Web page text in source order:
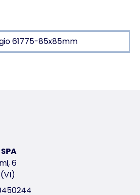
61775-85x85mm
numero unico del
6